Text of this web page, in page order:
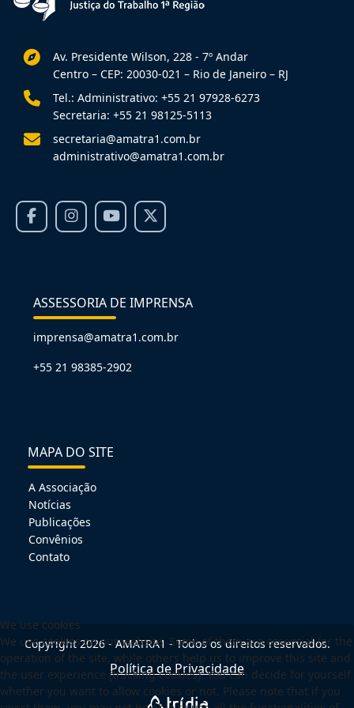
Av. Presidente Wilson, 228 - 7º Andar
Centro – CEP: 20030-021 – Rio de Janeiro – RJ
Tel.: Administrativo: +55 21 97928-6273
Secretaria: +55 21 98125-5113
secretaria@amatra1.com.br
administrativo@amatra1.com.br
ASSESSORIA DE IMPRENSA
imprensa@amatra1.com.br
+55 21 98385-2902
MAPA DO SITE
A Associação
Notícias
Publicações
Convênios
Contato
Copyright 2026 - AMATRA1 - Todos os direitos reservados.
Política de Privacidade
We use cookies
We use cookies on our website. Some of them are essential for the
operation of the site, while others help us to improve this site and
the user experience (tracking cookies). You can decide for yourself
whether you want to allow cookies or not. Please note that if you